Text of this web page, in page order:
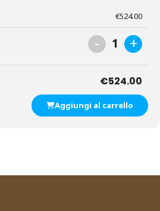
€524.00
- 1 +
€524.00
Aggiungi al carrello